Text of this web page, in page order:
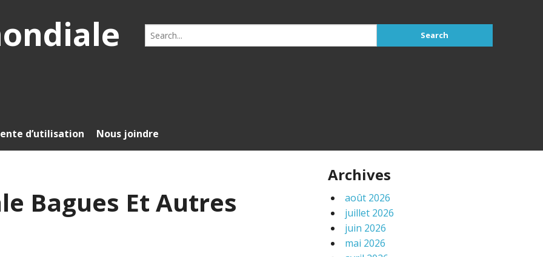
Search
for:
d’utilisation Nous joindre
Bagues Et Autres
Archives
août 2026
juillet 2026
juin 2026
mai 2026